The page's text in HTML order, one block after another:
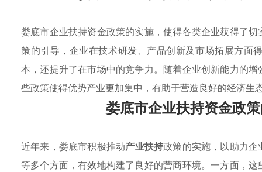
娄底市企业扶持资金政策的实施，使得各类企业获得了
策的引导，企业在技术研发、产品创新及市场拓展方面
本，还提升了在市场中的竞争力。随着企业创新能力的
些政策使得优势产业更加集中，有助于营造良好的经济生
娄底市企业扶持资金政
近年来，娄底市积极推动产业扶持政策的实施，以助力
等多个方面，有效地构建了良好的营商环境。一方面，这